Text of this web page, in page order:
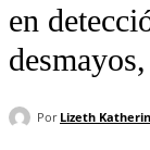
en
Por Lizeth